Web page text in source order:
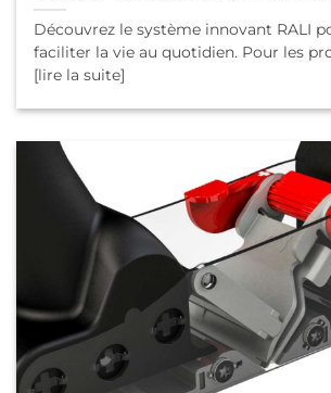
Découvrez le système innovant RALI
faciliter la vie au quotidien. Pour les
[lire la suite]